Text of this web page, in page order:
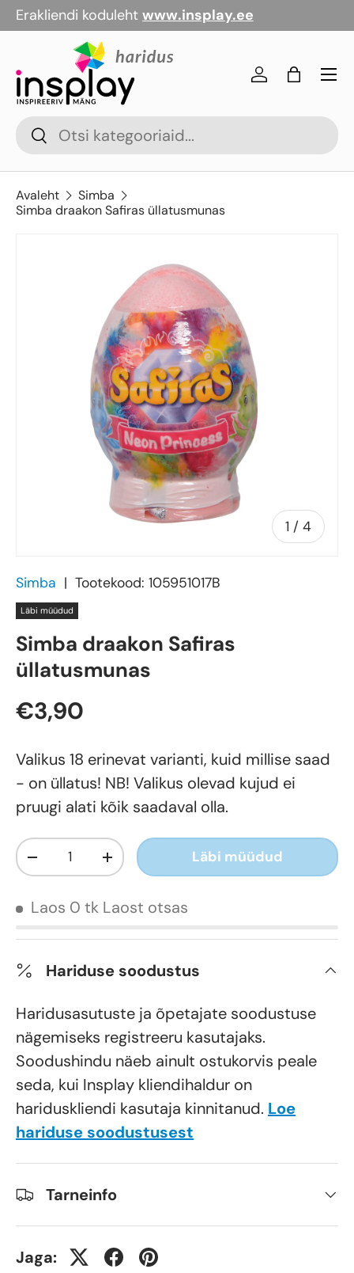
Jäta vahele
Erakliendi koduleht www.insplay.ee
OtsiOtsi
Logi sisse
Kott
Avaleht
Simba
Simba draakon Safiras üllatusmunas
1 / of
4
Simba | Tootekood: 105951017B
Läbi müüdud
Simba draakon Safiras
üllatusmunas
€3,90
Valikus 18 erinevat varianti, kuid millise saad
- on üllatus! NB! Valikus olevad kujud ei
pruugi alati kõik saadaval olla.
Kogus
+ Läbi müüdud
Laos 0 tk Laost otsas
Hariduse soodustus
Haridusasutuste ja õpetajate soodustuse
nägemiseks registreeru kasutajaks.
Soodushindu näeb ainult ostukorvis peale
seda, kui Insplay kliendihaldur on
hariduskliendi kasutaja kinnitanud. Loe
hariduse soodustusest
Tarneinfo
Jaga: